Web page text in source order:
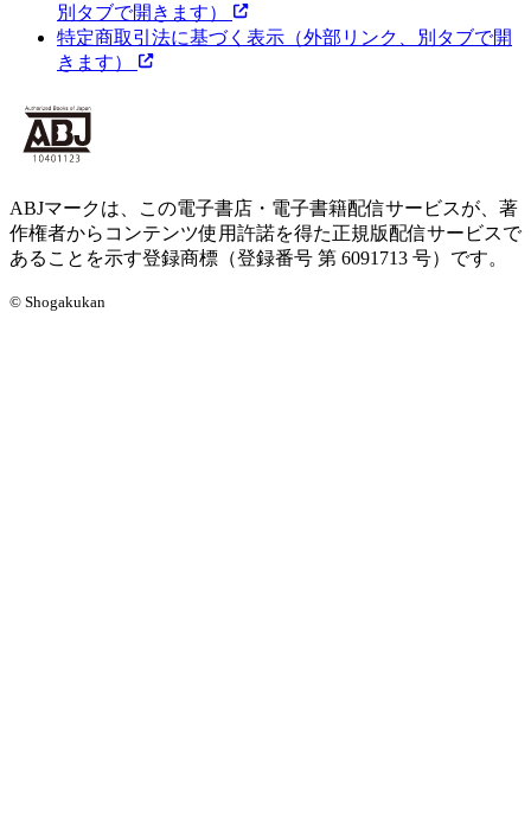
別タブで開きます）
特定商取引法に基づく表示 （外部リンク、別タブで開
きます）
ABJマークは、この電子書店・電子書籍配信サービスが、著
作権者からコンテンツ使用許諾を得た正規版配信サービスで
あることを示す登録商標（登録番号 第 6091713 号）です。
© Shogakukan